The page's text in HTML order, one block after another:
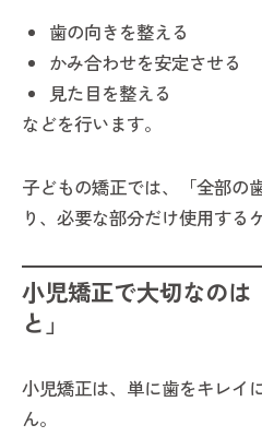
歯の向きを整える
かみ合わせを安定させる
見た目を整える
などを行います。
子どもの矯正では、「全部の
り、必要な部分だけ使用する
小児矯正で大切なのは
と」
小児矯正は、単に歯をキレイ
ん。